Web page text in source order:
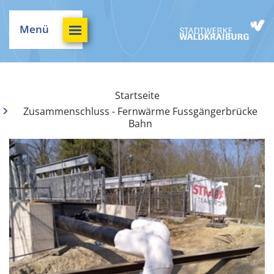
Menü
Startseite
Zusammenschluss - Fernwärme Fussgängerbrücke
Bahn